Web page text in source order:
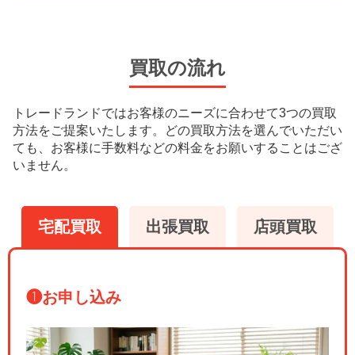
買取の流れ
トレードランドではお客様のニーズに合わせて3つの買取
方法をご提案いたします。
どの買取方法を選んでいただい
ても、お客様に手数料などの料金をお願いすることはござ
いません。
宅配買取 出張買取 店頭買取
❶お申し込み